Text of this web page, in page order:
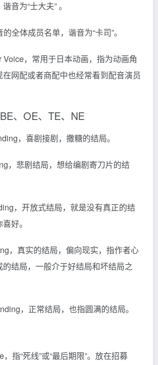
音为“士大夫” 。
全体成员名单，谐音为“卡司”。
，常用于日本动画，指为动画角
网配或者商配中也经常看到配音演员
、OE、TE、NE
，喜剧接剧，撒糖的结局。
，悲剧结局，想给编剧寄刀片的结
，开放式结局，就是没有真正的结
好。
，真实的结局，偏向现实，指作者心
的结局，一般介于好结局和坏结局之
，正常结局，也指圆满的结局。
指“死线”或“最后期限”。放在招募